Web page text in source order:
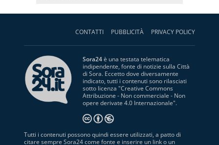
CONTATTI PUBBLICITÀ PRIVACY POLICY
Sora24è una testata telematica
indipendente, fonte di notizie sulla Città
di Sora. Eccetto dove diversamente
indicato, tutti i contenuti sono rilasciati
sotto licenza "Creative Commons
Attribuzione - Non commerciale - Non
opere derivate 4.0 Internazionale".
Tutti i contenuti possono quindi essere utilizzati, a patto di
citare sempre Sora24 come fonte e inserire un link o un